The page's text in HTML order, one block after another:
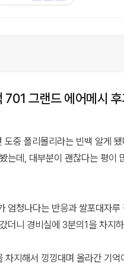
701 그랜드 에어메시 후
도중 폴리몰리라는 빈백 알게 됐
는데, 대부분이 괜찮다는 평이
엄청나다는 반응과 쌀포대자
더니 경비실에 3분의1을 차지
차지해서 낑낑대며 올라간 기억